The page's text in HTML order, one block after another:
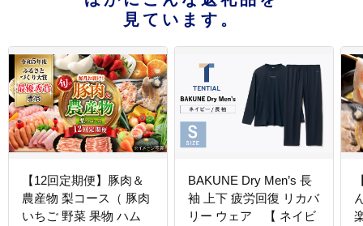
見ています。
【12回定期便】豚肉＆
農産物 梨コース（ 豚肉
いちご 野菜 果物 ハム
BAKUNE Dry Men’s 長
袖 上下 疲労回復 リカバ
リー ウェア 【 ネイビ